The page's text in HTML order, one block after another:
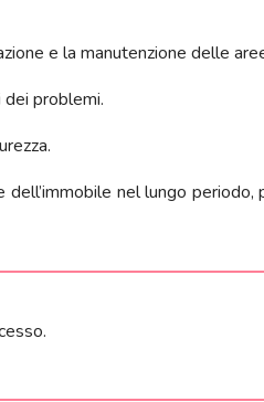
e la manutenzione delle
dei problemi.
nel lungo periodo,